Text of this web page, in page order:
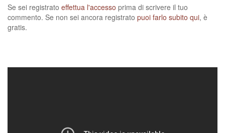
Se sei registrato effettua l'accesso prima di scrivere il tuo
commento. Se non sei ancora registrato puoi farlo subito qui, è
gratis.